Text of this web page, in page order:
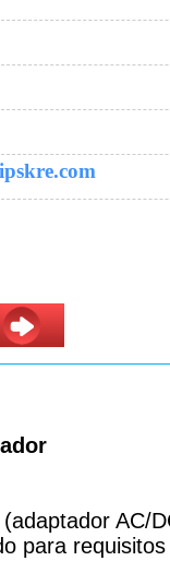
AC/
para